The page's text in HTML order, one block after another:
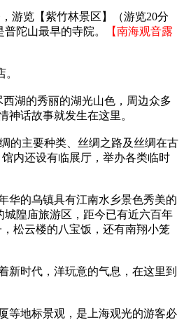
游览【紫竹林景区】（游览20分
陀山最早的寺院。
【南海观音露
湖的秀丽的湖光山色，周边众多
话故事就发生在这里。
的主要种类、丝绸之路及丝绸在古
内还设有临展厅，举办各类临时
华的乌镇具有江南水乡景色秀美的
隍庙旅游区，距今已有近六百年
松云楼的八宝饭，还有南翔小笼
新时代，洋玩意的气息，在这里到
等地标景观，是上海观光的游客必